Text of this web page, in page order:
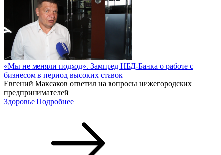
«Мы не меняли подход». Зампред НБД-Банка о работе с
бизнесом в период высоких ставок
Евгений Максаков ответил на вопросы нижегородских
предпринимателей
Здоровье Подробнее